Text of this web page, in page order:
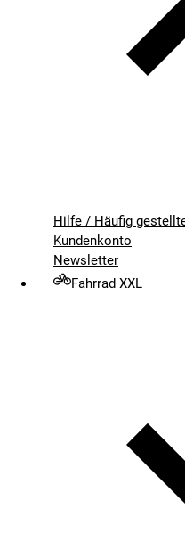
Hilfe / Häufig
Kundenkonto
Newsletter
Fahrrad XXL